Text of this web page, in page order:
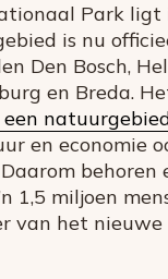
Park ligt
is nu
Den Bosch,
en Breda.
en economie
1,5 miljoen
van het